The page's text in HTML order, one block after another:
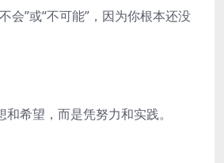
会”或“不可能”，因为你根本还没
希望，而是凭努力和实践。